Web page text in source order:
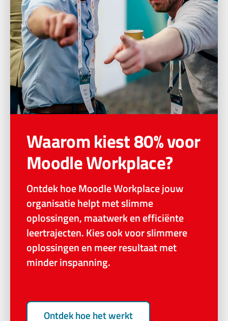
Waarom kiest 80% voor
Moodle Workplace?
Ontdek hoe Moodle Workplace jouw
organisatie helpt met slimme
oplossingen, maatwerk en efficiënte
leertrajecten. Kies ook voor slimmere
oplossingen en meer resultaat met
minder inspanning.
Ontdek hoe het werkt